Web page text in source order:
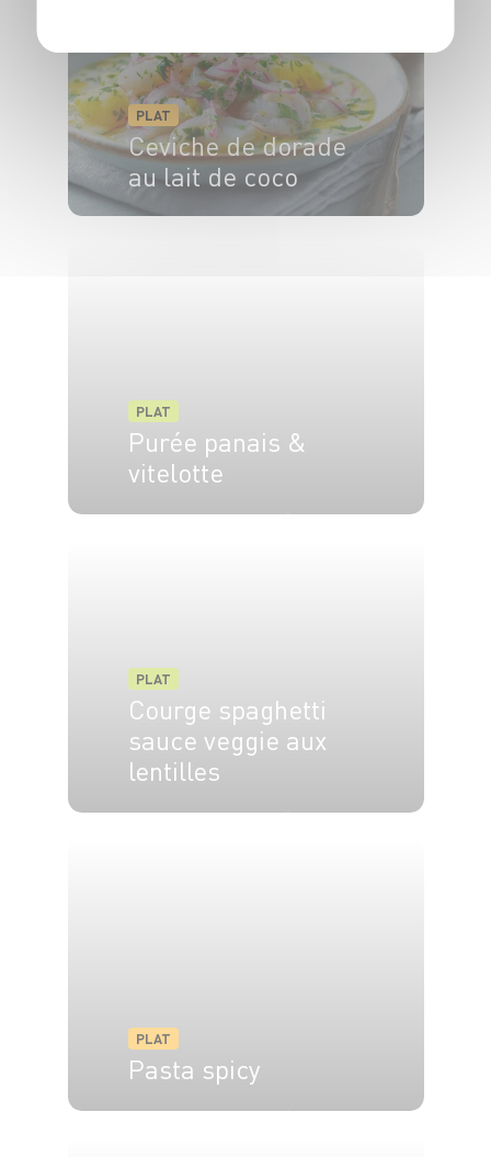
PLAT
Ceviche de dorade
au lait de coco
PLAT
Purée panais &
vitelotte
PLAT
Courge spaghetti
sauce veggie aux
lentilles
PLAT
Pasta spicy